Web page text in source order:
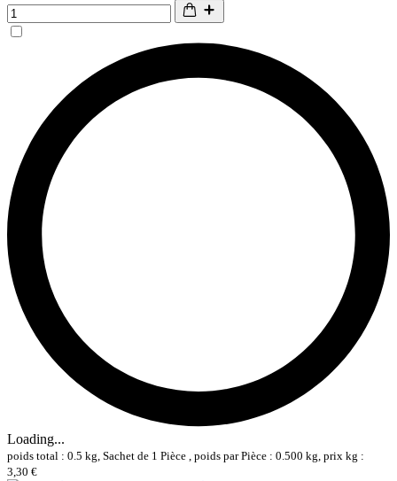
Loading...
poids total : 0.5 kg, Sachet de 1 Pièce , poids par Pièce : 0.500 kg, prix kg :
3,30 €